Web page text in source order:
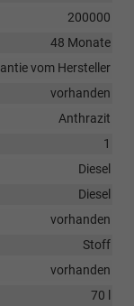
200000
48 Monate
vom Hersteller
vorhanden
Anthrazit
1
Diesel
Diesel
vorhanden
Stoff
vorhanden
70 l